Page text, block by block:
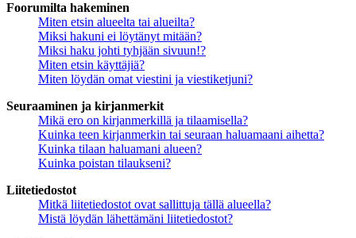
Foorumilta hakeminen
Miten etsin alueelta tai alueilta?
Miksi hakuni ei löytänyt mitään?
Miksi haku johti tyhjään sivuun!?
Miten etsin käyttäjiä?
Miten löydän omat viestini ja viestiketjuni?
Seuraaminen ja kirjanmerkit
Mikä ero on kirjanmerkillä ja tilaamisella?
Kuinka teen kirjanmerkin tai seuraan haluamaani aihetta?
Kuinka tilaan haluamani alueen?
Kuinka poistan tilaukseni?
Liitetiedostot
Mitkä liitetiedostot ovat sallittuja tällä alueella?
Mistä löydän lähettämäni liitetiedostot?